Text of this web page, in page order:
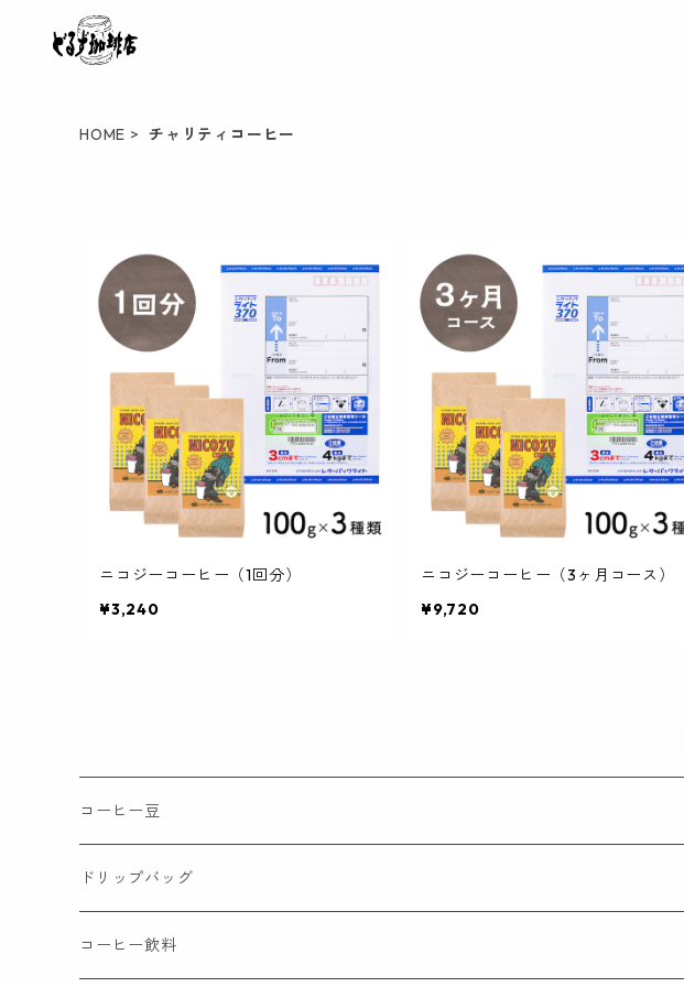
HOME チャリティコーヒー
ニコジーコーヒー（1回分）
¥3,240
ニコジーコーヒー（3ヶ月コース）
¥9,720
コーヒー豆
ドリップバッグ
コーヒー飲料